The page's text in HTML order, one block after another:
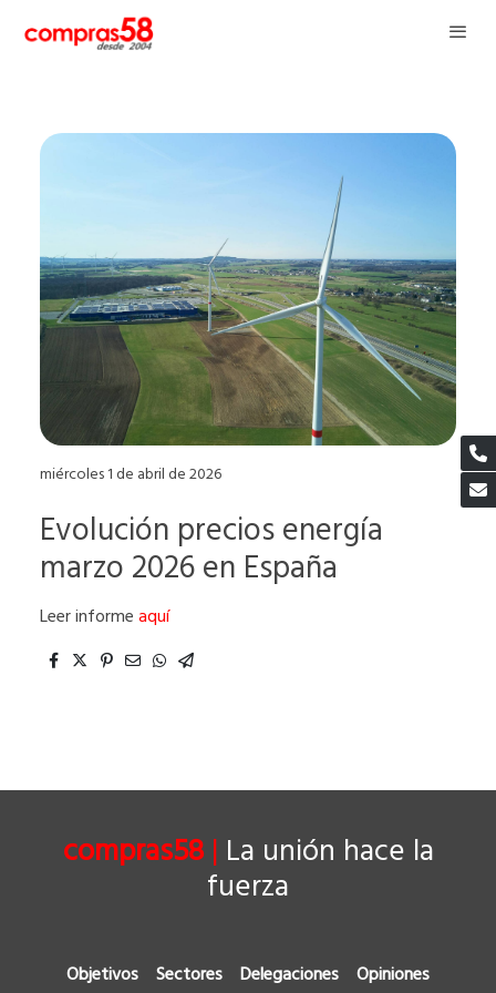
miércoles 1 de abril de 2026
Evolución precios energía
marzo 2026 en España
Leer informeaquí
compras58| La unión hace la
fuerza
Objetivos Sectores Delegaciones Opiniones